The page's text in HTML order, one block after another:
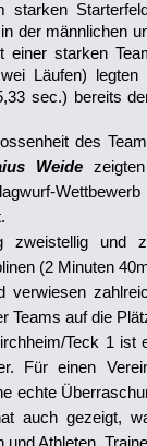
starken
der männlichen
einer starken
Läufen) legten
sec.) bereits
des
Weidezeigten
zweistellig
(2 Minuten
verwiesen
Teams auf die
Teck 1 ist
Für einen
echte
auch gezeigt,